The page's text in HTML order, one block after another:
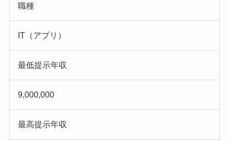
職種
IT（アプリ）
最低提示年収
9,000,000
最高提示年収